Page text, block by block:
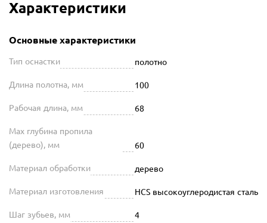
Характеристики
Основные характеристики
Тип оснастки полотно
Длина полотна, мм 100
Рабочая длина, мм 68
Мах глубина пропила
(дерево), мм
60
Материал обработки дерево
Материал изготовления HCS высокоуглеродистая сталь
Шаг зубьев, мм 4